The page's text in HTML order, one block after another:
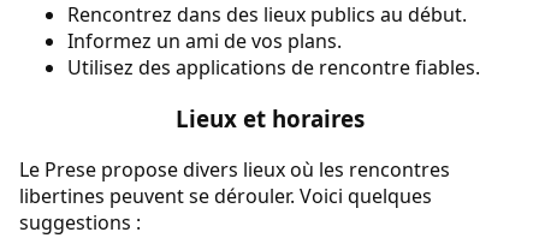
Rencontrez dans des lieux publics au début.
Informez un ami de vos plans.
Utilisez des applications de rencontre fiables.
Lieux et horaires
Le Prese propose divers lieux où les rencontres
libertines peuvent se dérouler. Voici quelques
suggestions :